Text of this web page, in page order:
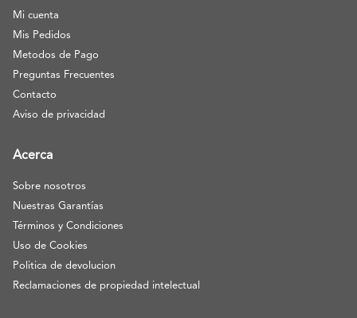
Mi cuenta
Mis Pedidos
Metodos de Pago
Preguntas Frecuentes
Contacto
Aviso de privacidad
Acerca
Sobre nosotros
Nuestras Garantías
Términos y Condiciones
Uso de Cookies
Politica de devolucion
Reclamaciones de propiedad intelectual